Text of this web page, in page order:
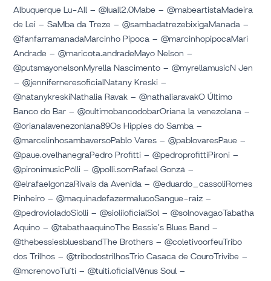
Albuquerque Lu-All – @luall2.0Mabe – @mabeartistaMadeira
de Lei – SaMba da Treze – @sambadatrezebixigaManada –
@fanfarramanadaMarcinho Pipoca – @marcinhopipocaMari
Andrade – @maricota.andradeMayo Nelson –
@putsmayonelsonMyrella Nascimento – @myrellamusicN Jen
– @jenniferneresoficialNatany Kreski –
@natanykreskiNathalia Ravak – @nathaliaravakO Último
Banco do Bar – @oultimobancodobarOriana la venezolana –
@orianalavenezonlana89Os Hippies do Samba –
@marcelinhosambaversoPablo Vares – @pablovaresPaue –
@paue.ovelhanegraPedro Profitti – @pedroprofittiPironi –
@pironimusicPólli – @polli.somRafael Gonzá –
@elrafaelgonzaRivais da Avenida – @eduardo_cassoliRomes
Pinheiro – @maquinadefazermalucoSangue-raiz –
@pedrovioladoSiolli – @sioliioficialSol – @solnovagaoTabatha
Aquino – @tabathaaquinoThe Bessie’s Blues Band –
@thebessiesbluesbandThe Brothers – @coletivoorfeuTribo
dos Trilhos – @tribodostrilhosTrio Casaca de CouroTrivibe –
@mcrenovoTuíti – @tuiti.oficialVênus Soul –